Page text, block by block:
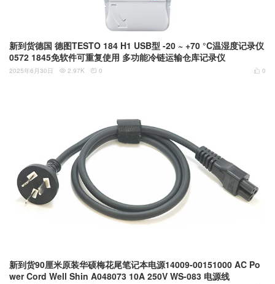
新到货德国 德图TESTO 184 H1 USB型 -20 ~ +70 °C温湿度记录仪
0572 1845免软件可重复使用 多功能冷链运输仓库记录仪
 0
2025年6月30日  2.97K  0
新到货90厘米原装华硕梅花尾笔记本电源14009-00151000 AC Po
wer Cord Well Shin A048073 10A 250V WS-083 电源线